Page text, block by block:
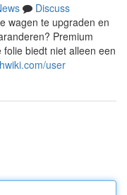
Discuss
wagen te upgraden en
Premium
biedt niet alleen een
user